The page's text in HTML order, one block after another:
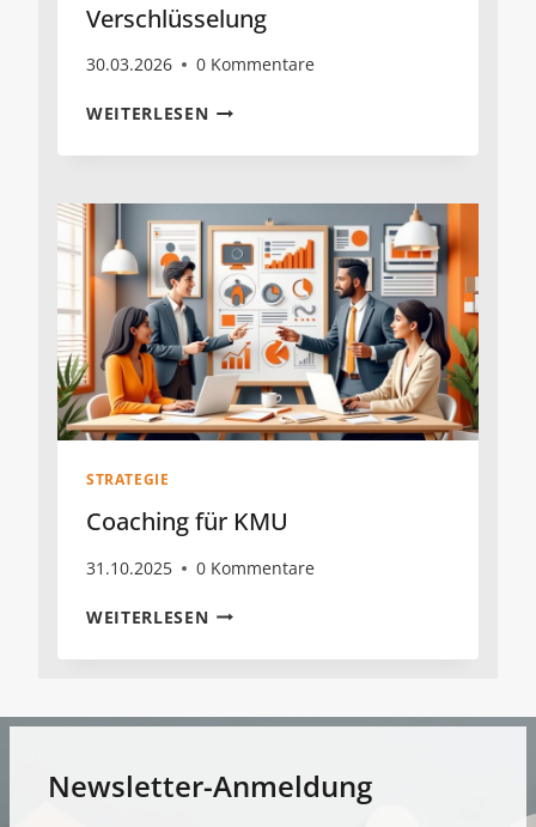
Verschlüsselung
30.03.2026 0 Kommentare
WEITERLESENVERSCHLÜSSELUNG
STRATEGIE
Coaching für KMU
31.10.2025 0 Kommentare
WEITERLESENCOACHING
KMU
Newsletter-Anmeldung